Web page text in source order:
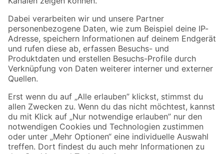
Folge uns
Zahlungsarten Versandarten
Sicher einkaufen
Jetzt die toom-App herunterladen